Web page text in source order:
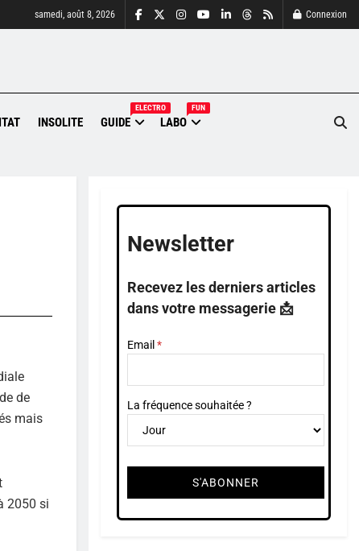
samedi, août 8, 2026 Connexion
INSOLITE GUIDE
ELECTRO
LABO
FUN
de
mais
2050 si
Newsletter
Recevez les derniers articles
dans votre messagerie 📩
Email
La fréquence souhaitée ?